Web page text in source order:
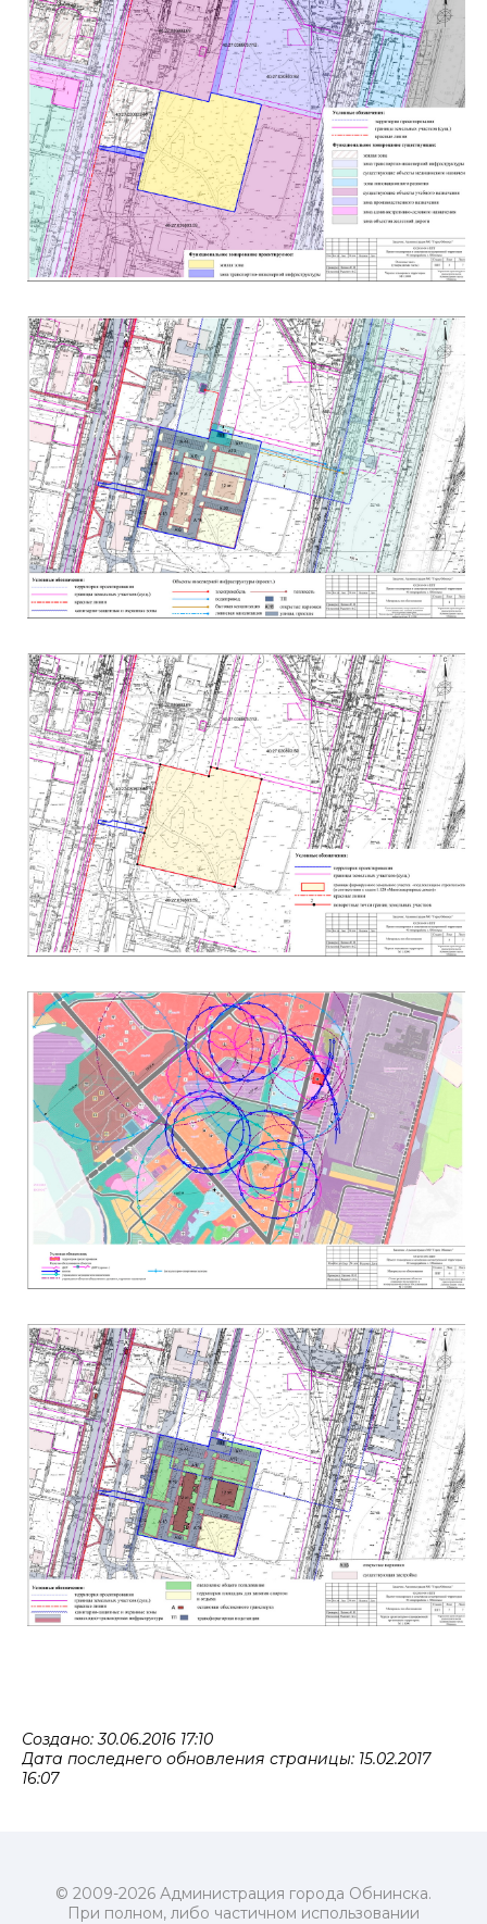
Создано: 30.06.2016 17:10
Дата последнего обновления страницы: 15.02.2017
16:07
© 2009-2026 Администрация города Обнинска.
При полном, либо частичном использовании